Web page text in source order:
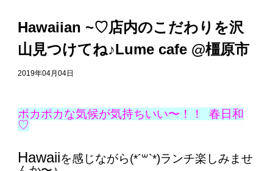
Hawaiian ~♡店内のこだわりを沢
山見つけてね♪Lume cafe @橿原市
2019年04月04日
ポカポカな気候が気持ちいい〜！！春日和
♡
Hawaiiを感じながら(*´꒳`*)ランチ楽しみませ